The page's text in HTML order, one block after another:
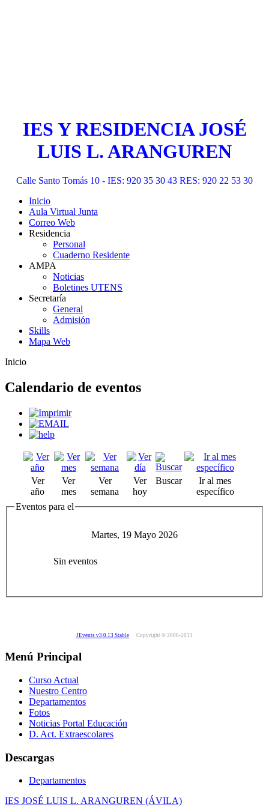
IES Y RESIDENCIA JOSÉ
LUIS L. ARANGUREN
Calle Santo Tomás 10 - IES: 920 35 30 43 RES: 920 22 53 30
Inicio
Aula Virtual Junta
Correo Web
Residencia
Personal
Cuaderno Residente
AMPA
Noticias
Boletines UTENS
Secretaría
General
Admisión
Skills
Mapa Web
Inicio
Calendario de eventos
Ver
año
Ver
mes
Ver
semana
Ver
hoy
Buscar
Ir al mes
específico
Eventos para el
Martes, 19 Mayo 2026
Sin eventos
JEvents v3.0.13 Stable Copyright © 2006-2013
Menú Principal
Curso Actual
Nuestro Centro
Departamentos
Fotos
Noticias Portal Educación
D. Act. Extraescolares
Descargas
Departamentos
IES JOSÉ LUIS L. ARANGUREN (ÁVILA)